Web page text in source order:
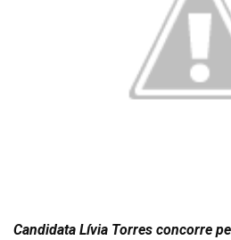
Candidata Lívia Torres concorre